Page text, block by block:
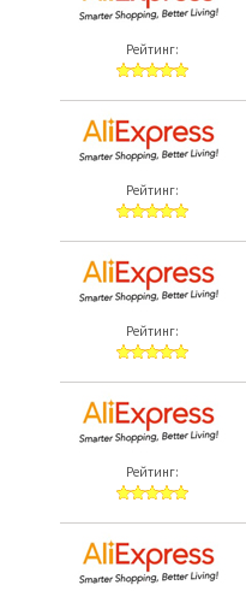
Рейтинг:
Рейтинг:
Рейтинг:
Рейтинг: